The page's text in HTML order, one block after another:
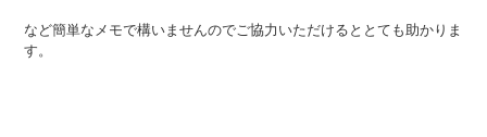
など簡単なメモで構いませんのでご協力いただけるととても助かりま
す。